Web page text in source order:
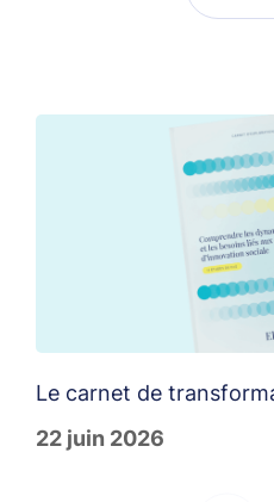
Le carnet de
22 juin 2026